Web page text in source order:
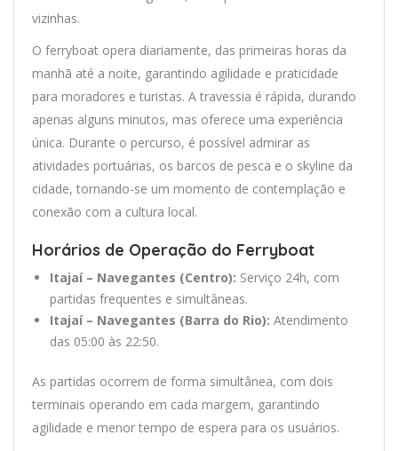
vizinhas.
O ferryboat opera diariamente, das primeiras horas da
manhã até a noite, garantindo agilidade e praticidade
para moradores e turistas. A travessia é rápida, durando
apenas alguns minutos, mas oferece uma experiência
única. Durante o percurso, é possível admirar as
atividades portuárias, os barcos de pesca e o skyline da
cidade, tornando-se um momento de contemplação e
conexão com a cultura local.
Horários de Operação do Ferryboat
Itajaí – Navegantes (Centro): Serviço 24h, com
partidas frequentes e simultâneas.
Itajaí – Navegantes (Barra do Rio): Atendimento
das 05:00 às 22:50.
As partidas ocorrem de forma simultânea, com dois
terminais operando em cada margem, garantindo
agilidade e menor tempo de espera para os usuários.